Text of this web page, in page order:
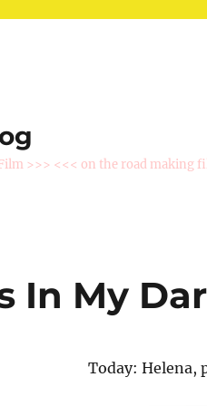
>>> <<< on the road making
In My
Today: Helena,